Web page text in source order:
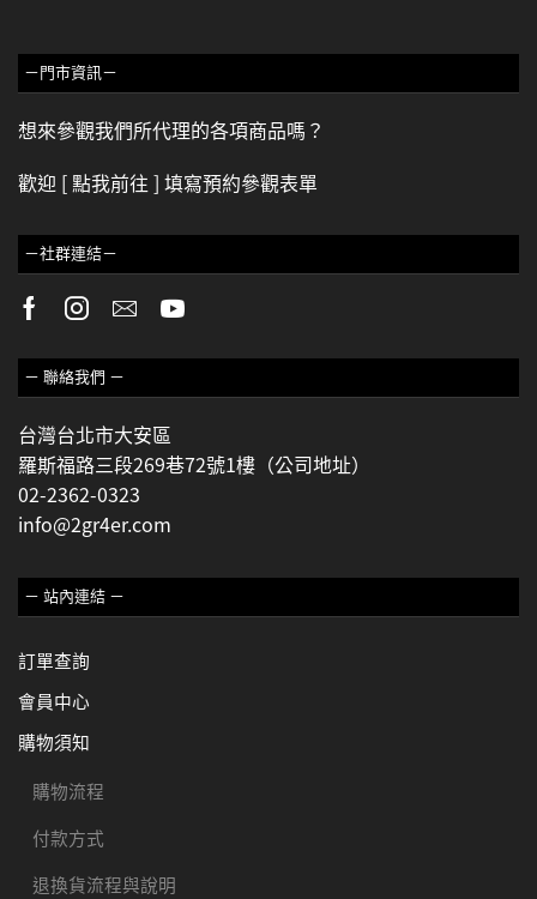
－門市資訊－
想來參觀我們所代理的各項商品嗎？
歡迎 [ 點我前往 ] 填寫預約參觀表單
－社群連結－
－ 聯絡我們 －
台灣台北市大安區
羅斯福路三段269巷72號1樓（公司地址）
02-2362-0323
info@2gr4er.com
－ 站內連結 －
訂單查詢
會員中心
購物須知
購物流程
付款方式
退換貨流程與說明